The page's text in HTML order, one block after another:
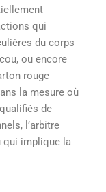
qui
du corps
ou encore
rouge
la mesure où
de
l’arbitre
qui implique la